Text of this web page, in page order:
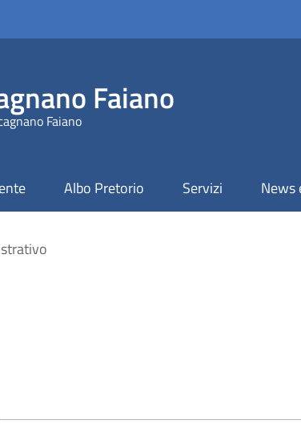
Faiano
Faiano
Albo Pretorio Servizi News